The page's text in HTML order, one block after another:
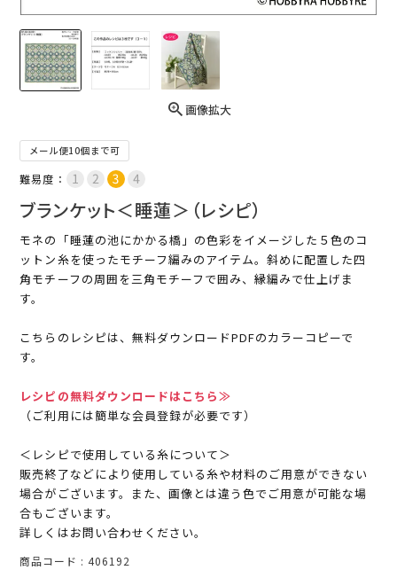
画像拡大
メール便10個まで可
難易度：
ブランケット＜睡蓮＞（レシピ）
モネの「睡蓮の池にかかる橋」の色彩をイメージした５色のコ
ットン糸を使ったモチーフ編みのアイテム。斜めに配置した四
角モチーフの周囲を三角モチーフで囲み、縁編みで仕上げま
す。
こちらのレシピは、無料ダウンロードPDFのカラーコピーで
す。
レシピの無料ダウンロードはこちら≫
（ご利用には簡単な会員登録が必要です）
＜レシピで使用している糸について＞
販売終了などにより使用している糸や材料のご用意ができない
場合がございます。また、画像とは違う色でご用意が可能な場
合もございます。
詳しくはお問い合わせください。
商品コード 406192